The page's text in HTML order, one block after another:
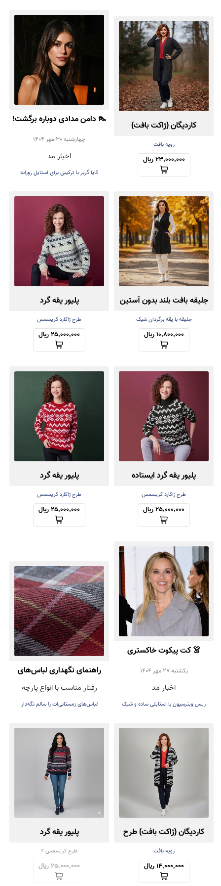
کاردیگان (ژاکت بافت)
کش‌باف پشمی
رویه بافت
23,000,000 ریال
👠 دامن مدادی دوباره برگشت!
تأیید رسمی Kaia Gerber
برای ترند پاییز ۲۰۲۵
چهارشنبه 30 مهر 1404
اخبار مد
کایا گربر با ترکیبی برای استایل روزانه
جلیقه بافت بلند بدون آستین
جلیقه با یقه برگردان شیک
10,800,000 ریال
پلیور یقه گرد
طرح ژاکارد کریسمس
25,000,000 ریال
پلیور یقه گرد ایستاده
طرح ژاکارد کریسمس
25,000,000 ریال
پلیور یقه گرد
طرح ژاکارد کریسمس
25,000,000 ریال
👗 کت پیکوت خاکستری
روشن؛ انتخاب شیک Reese
Witherspoon برای پاییز
۲۰۲۵
يكشنبه 27 مهر 1404
اخبار مد
ریس ویترسپون با استایلی ساده و شیک
راهنمای نگهداری لباس‌های
زمستانی (پشمی و بافتنی)
رفتار مناسب با انواع پارچه
لباس‌های زمستانی‌ات را سالم نگه‌دار
کاردیگان (ژاکت بافت) طرح
زبرا
رویه بافت
14,000,000 ریال
پلیور یقه گرد
طرح کریسمس 2
25,000,000 ریال